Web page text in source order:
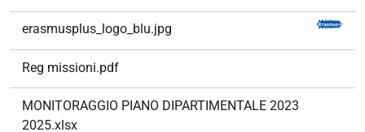
erasmusplus_logo_blu.jpg
Reg missioni.pdf
MONITORAGGIO PIANO DIPARTIMENTALE 2023
2025.xlsx